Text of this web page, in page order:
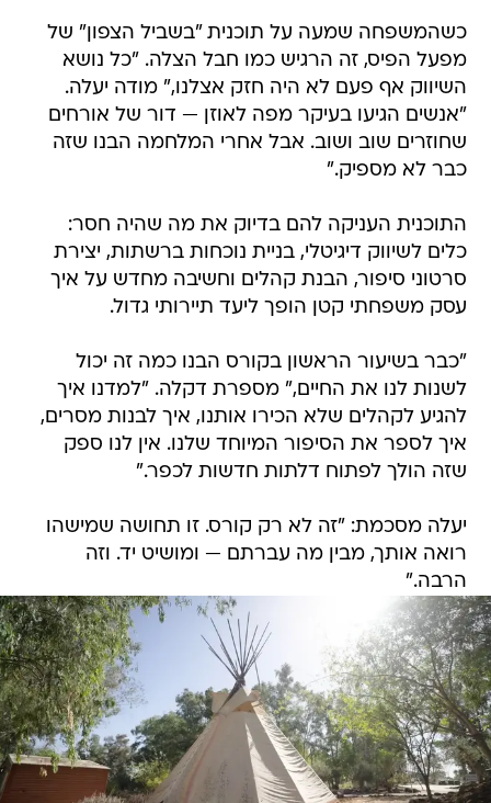
כשהמשפחה שמעה על תוכנית "בשביל הצפון" של
מפעל הפיס, זה הרגיש כמו חבל הצלה. "כל נושא
השיווק אף פעם לא היה חזק אצלנו," מודה יעלה.
"אנשים הגיעו בעיקר מפה לאוזן — דור של אורחים
שחוזרים שוב ושוב. אבל אחרי המלחמה הבנו שזה
כבר לא מספיק."
התוכנית העניקה להם בדיוק את מה שהיה חסר:
כלים לשיווק דיגיטלי, בניית נוכחות ברשתות, יצירת
סרטוני סיפור, הבנת קהלים וחשיבה מחדש על איך
עסק משפחתי קטן הופך ליעד תיירותי גדול.
"כבר בשיעור הראשון בקורס הבנו כמה זה יכול
לשנות לנו את החיים," מספרת דקלה. "למדנו איך
להגיע לקהלים שלא הכירו אותנו, איך לבנות מסרים,
איך לספר את הסיפור המיוחד שלנו. אין לנו ספק
שזה הולך לפתוח דלתות חדשות לכפר."
יעלה מסכמת: "זה לא רק קורס. זו תחושה שמישהו
רואה אותך, מבין מה עברתם — ומושיט יד. וזה
הרבה."